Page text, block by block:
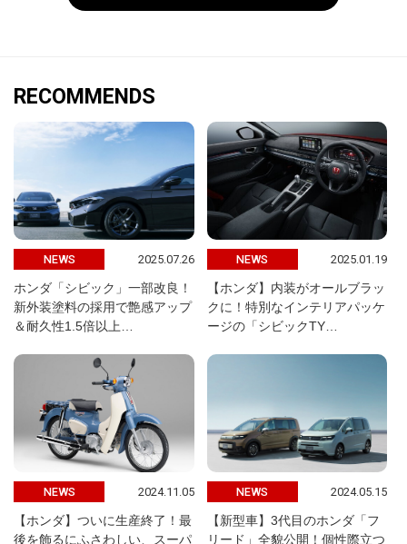
RECOMMENDS
NEWS 2025.07.26
ホンダ「シビック」一部改良！
新外装塗料の採用で艶感アップ
＆耐久性1.5倍以上…
NEWS 2025.01.19
【ホンダ】内装がオールブラッ
クに！特別なインテリアパッケ
ージの「シビックTY…
NEWS 2024.11.05
【ホンダ】ついに生産終了！最
後を飾るにふさわしい、スーパ
NEWS 2024.05.15
【新型車】3代目のホンダ「フ
リード」全貌公開！個性際立つ